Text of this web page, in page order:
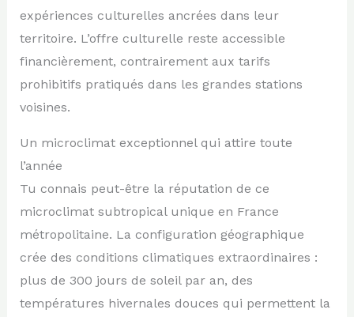
expériences culturelles ancrées dans leur
territoire. L’offre culturelle reste accessible
financièrement, contrairement aux tarifs
prohibitifs pratiqués dans les grandes stations
voisines.
Un microclimat exceptionnel qui attire toute
l’année
Tu connais peut-être la réputation de ce
microclimat subtropical unique en France
métropolitaine. La configuration géographique
crée des conditions climatiques extraordinaires :
plus de 300 jours de soleil par an, des
températures hivernales douces qui permettent la